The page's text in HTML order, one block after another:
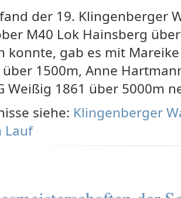
der 19. Klingenberger
M40 Lok Hainsberg
konnte, gab es mit
1500m, Anne
Weißig 1861 über 5000m
siehe: Klingenberger
Lauf